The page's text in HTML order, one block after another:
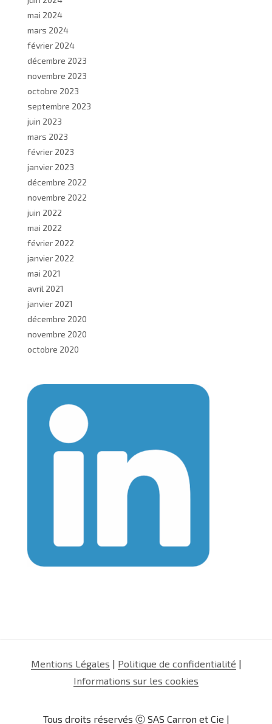
mai 2024
mars 2024
février 2024
décembre 2023
novembre 2023
octobre 2023
septembre 2023
juin 2023
mars 2023
février 2023
janvier 2023
décembre 2022
novembre 2022
juin 2022
mai 2022
février 2022
janvier 2022
mai 2021
avril 2021
janvier 2021
décembre 2020
novembre 2020
octobre 2020
Mentions Légales | Politique de confidentialité |
Informations sur les cookies
Tous droits réservés ⓒ SAS Carron et Cie |